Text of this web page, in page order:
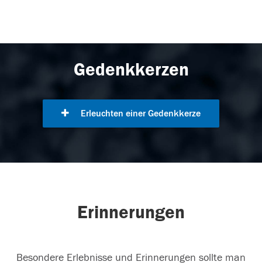
Gedenkkerzen
Erleuchten einer Gedenkkerze
Erinnerungen
Besondere Erlebnisse und Erinnerungen sollte man